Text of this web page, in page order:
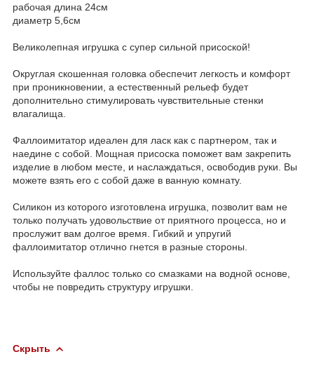
рабочая длина 24см
диаметр 5,6см
Великолепная игрушка с супер сильной присоской!
Округлая скошенная головка обеспечит легкость и комфорт
при проникновении, а естественный рельеф будет
дополнительно стимулировать чувствительные стенки
влaгaлищa.
Фaллoимитaтop идеален для ласк как с партнером, так и
наедине с собой. Мощная присоска поможет вам закрепить
изделие в любом месте, и наслаждаться, освободив руки. Вы
можете взять его с собой даже в ванную комнату.
Силикон из которого изготовлена игрушка, позволит вам не
только получать удовольствие от приятного процесса, но и
прослужит вам долгое время. Гибкий и упругий
фаллоимитатор отлично гнется в разные стороны.
Используйте фaллoc только со смазками на водной основе,
чтобы не повредить структуру игрушки.
Скрыть